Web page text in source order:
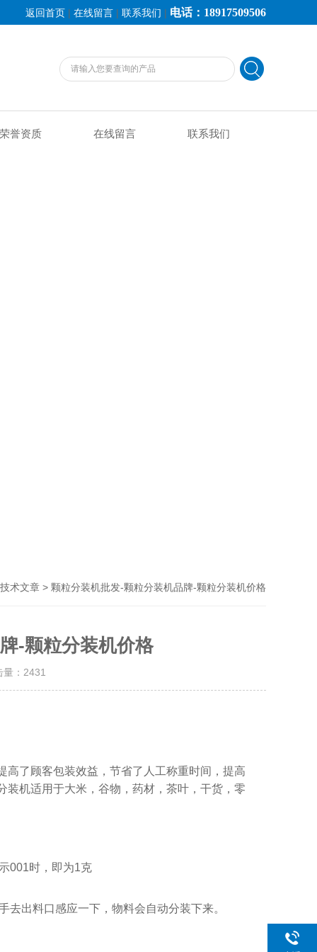
返回首页 | 在线留言 | 联系我们 | 电话：18917509506
荣誉资质 在线留言 联系我们
技术文章 > 颗粒分装机批发-颗粒分装机品牌-颗粒分装机价格
-颗粒分装机价格
： 2431
高了顾客包装效益，节省了人工称重时间，提高
机适用于大米，谷物，药材，茶叶，干货，零
001时，即为1克
去出料口感应一下，物料会自动分装下来。